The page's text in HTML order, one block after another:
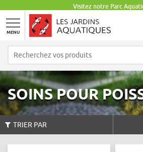
Visitez notre Parc
MENU
SOINS POUR
TRIER PAR